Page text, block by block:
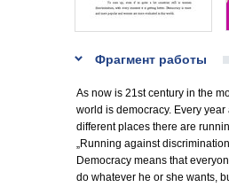
Фрагмент работы
As now is 21st century in the
world is democracy. Every
different places there are
„Running against
Democracy means that
do whatever he or she wants,